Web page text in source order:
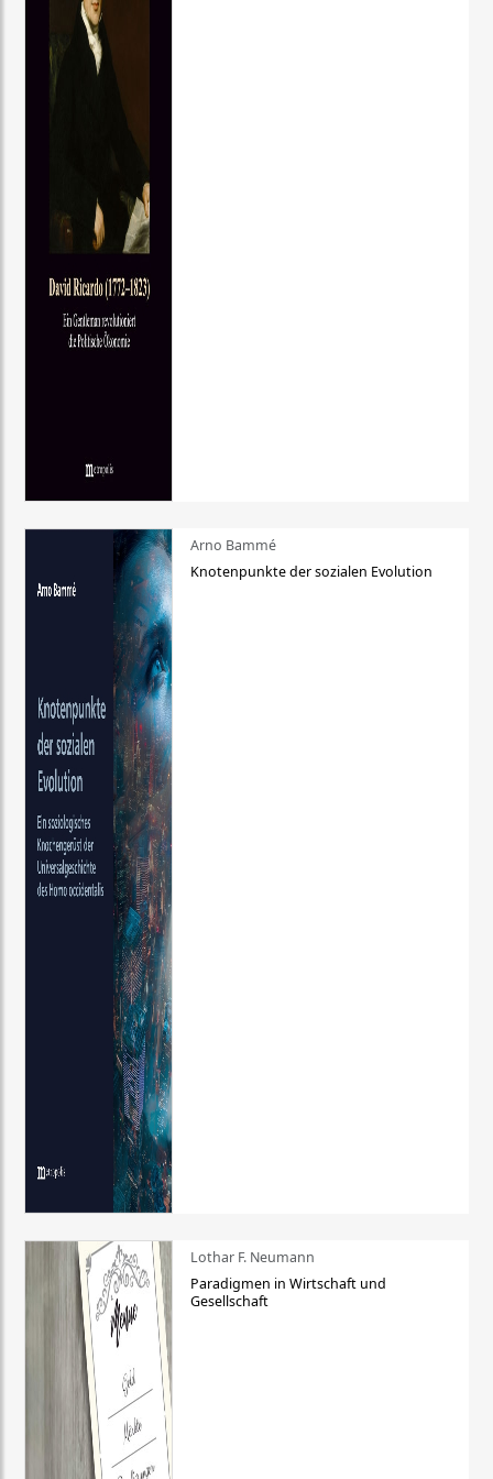
Arno Bammé
Knotenpunkte der sozialen Evolution
Lothar F. Neumann
Paradigmen in Wirtschaft und
Gesellschaft